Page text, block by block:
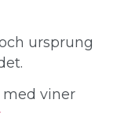
ursprung
med viner